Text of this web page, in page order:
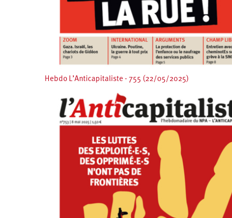
Hebdo L’Anticapitaliste - 755 (22/05/2025)